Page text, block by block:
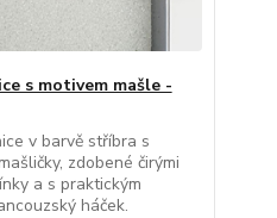
s motivem mašle -
v barvě stříbra s
zdobené čirými
a s praktickým
háček.